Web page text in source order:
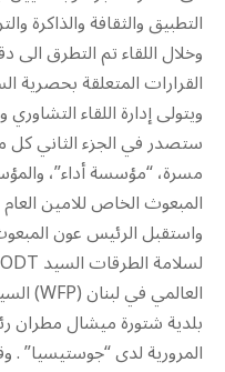
التطبيق والثقافة والذاكرة
وخلال اللقاء تم التطرق الى
القرارات المتعلقة بحصرية
ويتولى إدارة اللقاء
ستصدر في الجزء الثاني كل
مسرة، “مؤسسة أداء”،
المبعوث الخاص للامين
واستقبل الرئيس عون
بلدية شتورة ميشال مطران